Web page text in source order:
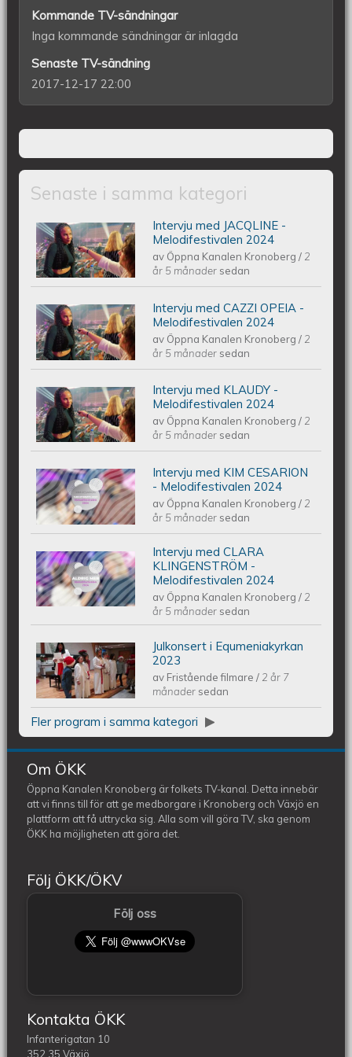
Kommande TV-sändningar
Inga kommande sändningar är inlagda
Senaste TV-sändning
2017-12-17 22:00
Senaste i samma kategori
Intervju med JACQLINE -
Melodifestivalen 2024
Intervju med JACQLINE -
Melodifestivalen 2024
av Öppna Kanalen Kronoberg/ 2
år 5 månader sedan
Intervju med CAZZI OPEIA -
Melodifestivalen 2024
Intervju med CAZZI OPEIA -
Melodifestivalen 2024
av Öppna Kanalen Kronoberg/ 2
år 5 månader sedan
Intervju med KLAUDY -
Melodifestivalen 2024
Intervju med KLAUDY -
Melodifestivalen 2024
av Öppna Kanalen Kronoberg/ 2
år 5 månader sedan
Intervju med KIM CESARION -
Melodifestivalen 2024
Intervju med KIM CESARION
- Melodifestivalen 2024
av Öppna Kanalen Kronoberg/ 2
år 5 månader sedan
Intervju med CLARA KLINGENSTRÖM
- Melodifestivalen 2024
Intervju med CLARA
KLINGENSTRÖM -
Melodifestivalen 2024
av Öppna Kanalen Kronoberg/ 2
år 5 månader sedan
Piano Marly Azevedo Andersson
Julkonsert EQUMENIAkyrkan 231209
Julkonsert i Equmeniakyrkan
2023
av Fristående filmare/ 2 år 7
månader sedan
Fler program i samma kategori
Om ÖKK
Öppna Kanalen Kronoberg är folkets TV-kanal. Detta innebär
att vi finns till för att ge medborgare i Kronoberg och Växjö en
plattform att få uttrycka sig. Alla som vill göra TV, ska genom
ÖKK ha möjligheten att göra det.
Följ ÖKK/ÖKV
Följ oss
Kontakta ÖKK
Infanterigatan 10
352 35 Växjö